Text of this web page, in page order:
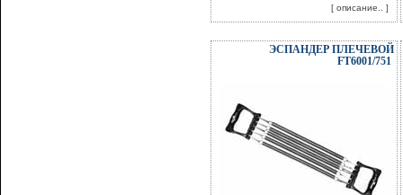
[ описание.. ]
ЭСПАНДЕР ПЛЕЧЕВОЙ
FT6001/751